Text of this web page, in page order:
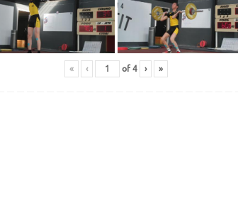
« ‹ of4 › »